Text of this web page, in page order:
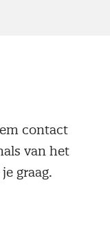
contact
van het
graag.